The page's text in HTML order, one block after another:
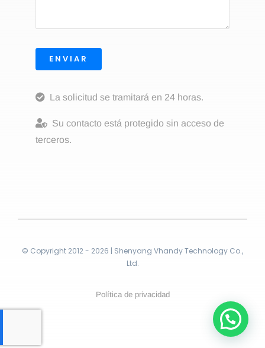
ENVIAR
La solicitud se tramitará en 24 horas.
Su contacto está protegido sin acceso de
terceros.
© Copyright 2012 - 2026 | Shenyang Vhandy Technology Co.,
Ltd.
Política de privacidad